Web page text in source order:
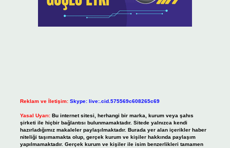
Reklam ve İletişim: Skype: live:.cid.575569c608265c69
Yasal Uyarı: Bu internet sitesi, herhangi bir marka, kurum veya şahıs
şirketi ile hiçbir bağlantısı bulunmamaktadır. Sitede yalnızca kendi
hazırladığımız makaleler paylaşılmaktadır. Burada yer alan içerikler haber
niteliği taşımamakta olup, gerçek kurum ve kişiler hakkında paylaşım
yapılmamaktadır. Gerçek kurum ve kişiler ile isim benzerlikleri tamamen